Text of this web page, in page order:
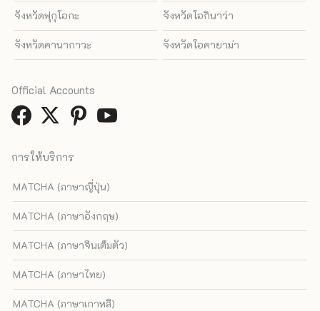
จังหวัดฟุกุโอกะ จังหวัดโอกินาว่า
จังหวัดคานากาวะ จังหวัดโอคายาม่า
การให้บริการ
MATCHA (ภาษาญี่ปุ่น)
MATCHA (ภาษาอังกฤษ)
MATCHA (ภาษาจีนเต็มตัว)
MATCHA (ภาษาไทย)
MATCHA (ภาษาเกาหลี)
Official Accounts